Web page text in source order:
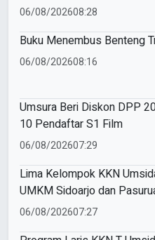
06/08/202608:28
Buku Menembus Benteng
06/08/202608:16
Umsura Beri Diskon DPP
10 Pendaftar S1 Film
06/08/202607:29
Lima Kelompok KKN
UMKM Sidoarjo dan
Legalitas hingga Pemasaran
06/08/202607:27